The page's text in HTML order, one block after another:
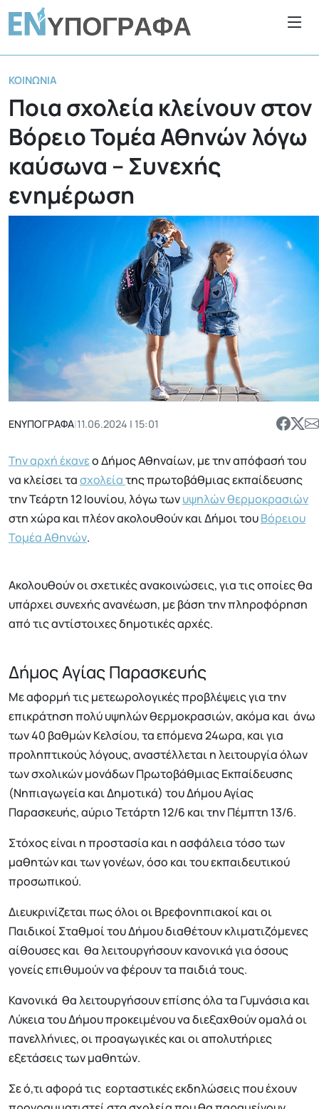
ΚΟΙΝΩΝΊΑ
Ποια σχολεία κλείνουν στον
Βόρειο Τομέα Αθηνών λόγω
καύσωνα – Συνεχής
ενημέρωση
ΕΝΥΠΟΓΡΑΦΑ|11.06.2024 | 15:01
Την αρχή έκανεο Δήμος Αθηναίων, με την απόφασή του
να κλείσει τασχολείατης πρωτοβάθμιας εκπαίδευσης
την Τεάρτη 12 Ιουνίου, λόγω τωνυψηλών θερμοκρασιών
στη χώρα και πλέον ακολουθούν και Δήμοι τουΒόρειου
Τομέα Αθηνών.
Ακολουθούν οι σχετικές ανακοινώσεις, για τις οποίες θα
υπάρχει συνεχής ανανέωση, με βάση την πληροφόρηση
από τις αντίστοιχες δημοτικές αρχές.
Δήμος Αγίας Παρασκευής
Με αφορμή τις μετεωρολογικές προβλέψεις για την
επικράτηση πολύ υψηλών θερμοκρασιών, ακόμα και άνω
των 40 βαθμών Κελσίου, τα επόμενα 24ωρα, και για
προληπτικούς λόγους, αναστέλλεται η λειτουργία όλων
των σχολικών μονάδων Πρωτοβάθμιας Εκπαίδευσης
(Νηπιαγωγεία και Δημοτικά) του Δήμου Αγίας
Παρασκευής, αύριο Τετάρτη 12/6 και την Πέμπτη 13/6.
Στόχος είναι η προστασία και η ασφάλεια τόσο των
μαθητών και των γονέων, όσο και του εκπαιδευτικού
προσωπικού.
Διευκρινίζεται πως όλοι οι Βρεφονηπιακοί και οι
Παιδικοί Σταθμοί του Δήμου διαθέτουν κλιματιζόμενες
αίθουσες και θα λειτουργήσουν κανονικά για όσους
γονείς επιθυμούν να φέρουν τα παιδιά τους.
Κανονικά θα λειτουργήσουν επίσης όλα τα Γυμνάσια και
Λύκεια του Δήμου προκειμένου να διεξαχθούν ομαλά οι
πανελλήνιες, οι προαγωγικές και οι απολυτήριες
εξετάσεις των μαθητών.
Σε ό,τι αφορά τις εορταστικές εκδηλώσεις που έχουν